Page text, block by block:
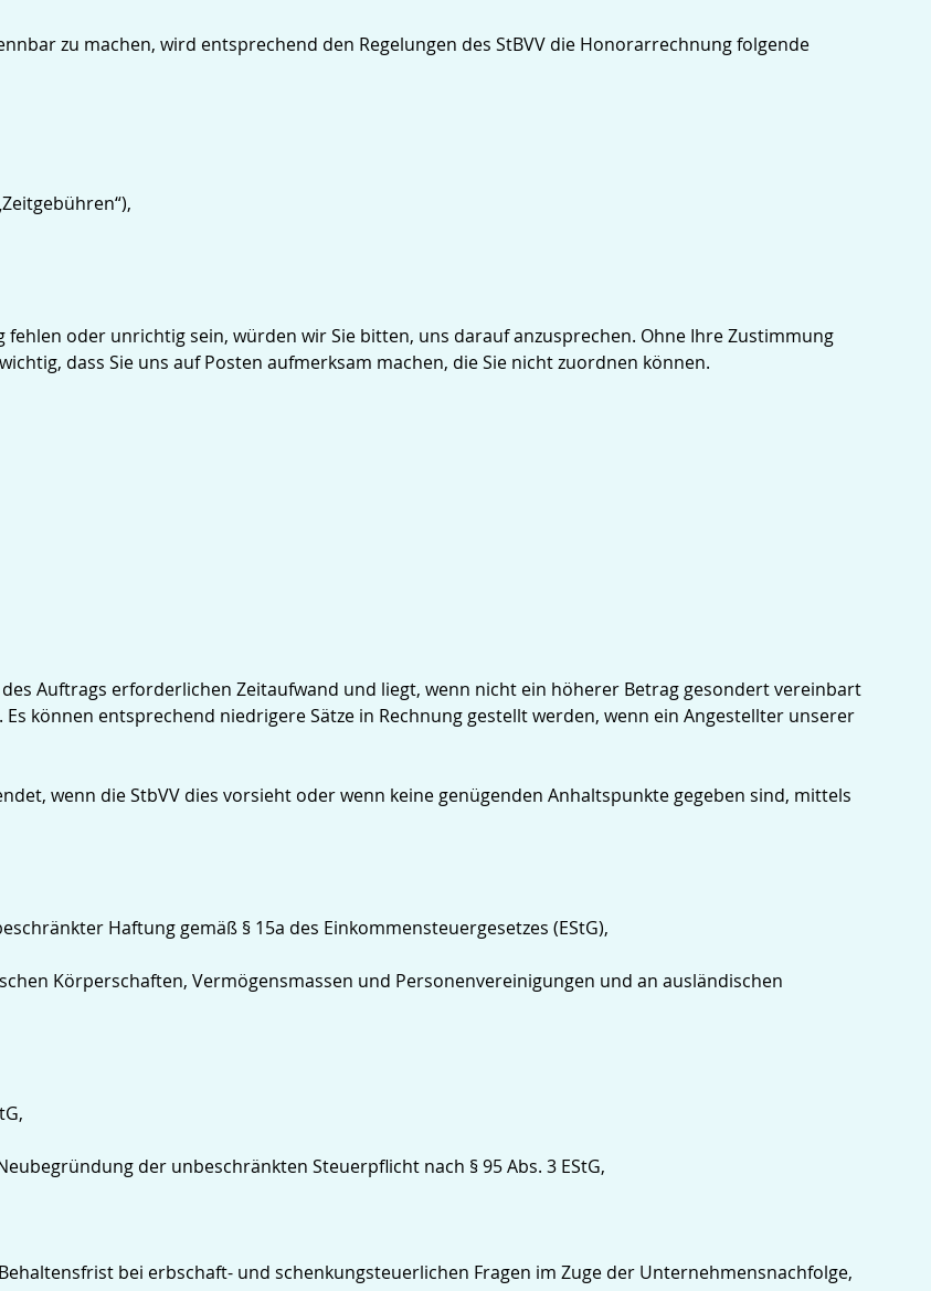
zu machen, wird entsprechend den Regelungen des StBVV die Honorarrechnung folgende
oder unrichtig sein, würden wir Sie bitten, uns darauf anzusprechen. Ohne Ihre Zustimmung
dass Sie uns auf Posten aufmerksam machen, die Sie nicht zuordnen können.
Auftrags erforderlichen Zeitaufwand und liegt, wenn nicht ein höherer Betrag gesondert vereinbart
können entsprechend niedrigere Sätze in Rechnung gestellt werden, wenn ein Angestellter unserer
wenn die StbVV dies vorsieht oder wenn keine genügenden Anhaltspunkte gegeben sind, mittels
Haftung gemäß § 15a des Einkommensteuergesetzes (EStG),
Körperschaften, Vermögensmassen und Personenvereinigungen und an ausländischen
der unbeschränkten Steuerpflicht nach § 95 Abs. 3 EStG,
bei erbschaft- und schenkungsteuerlichen Fragen im Zuge der Unternehmensnachfolge,